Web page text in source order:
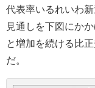
代表率いるれいわ
見通しを下図にか
と増加を続ける比
だ。